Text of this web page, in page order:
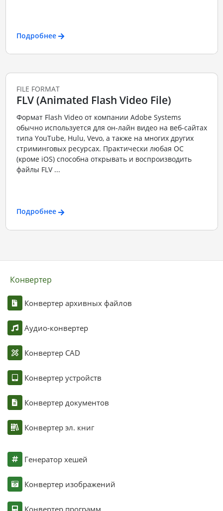
Подробнее
FILE FORMAT
FLV (Animated Flash Video File)
Формат Flash Video от компании Adobe Systems
обычно используется для он-лайн видео на веб-сайтах
типа YouTube, Hulu, Vevo, а также на многих других
стриминговых ресурсах. Практически любая ОС
(кроме iOS) способна открывать и воспроизводить
файлы FLV ...
Подробнее
Конвертер
Конвертер архивных файлов
Аудио-конвертер
Конвертер CAD
Конвертер устройств
Конвертер документов
Конвертер эл. книг
Генератор хешей
Конвертер изображений
Конвертер программ